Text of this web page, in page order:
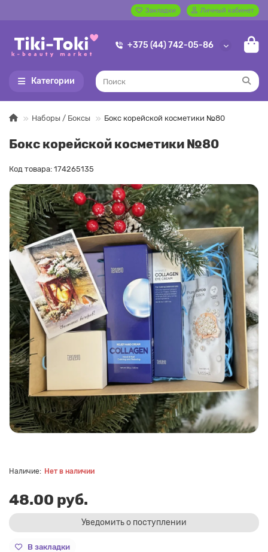
Закладки Личный кабинет
+375 (44) 742-05-86
Категории
Наборы / Боксы Бокс корейской косметики №80
Бокс корейской косметики №80
Код товара: 174265135
Нет в наличии
48.00 руб.
Уведомить о поступлении
В закладки